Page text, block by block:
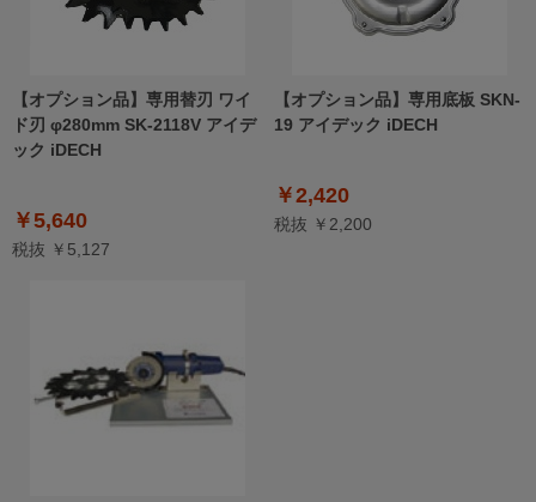
【オプション品】専用替刃 ワイ
ド刃 φ280mm SK-2118V アイデ
ック iDECH
￥5,640
税抜 ￥5,127
【オプション品】専用底板 SKN-
19 アイデック iDECH
￥2,420
税抜 ￥2,200